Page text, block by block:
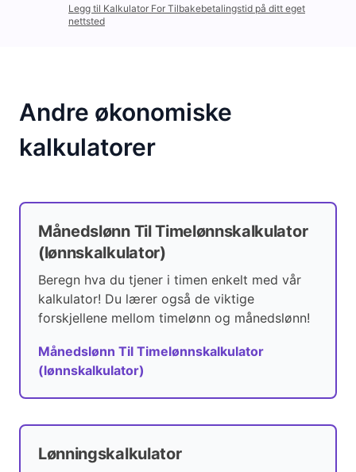
Legg til Kalkulator For Tilbakebetalingstid på ditt eget
nettsted
Andre økonomiske
kalkulatorer
Månedslønn Til Timelønnskalkulator
(lønnskalkulator)
Beregn hva du tjener i timen enkelt med vår
kalkulator! Du lærer også de viktige
forskjellene mellom timelønn og månedslønn!
Månedslønn Til Timelønnskalkulator
(lønnskalkulator)
Lønningskalkulator